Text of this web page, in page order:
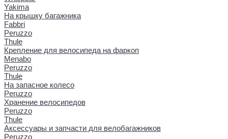
Yakima
На крышку багажника
Fabbri
Peruzzo
Thule
Крепление для велосипеда на фаркоп
Menabo
Peruzzo
Thule
На запасное колесо
Peruzzo
Хранение велосипедов
Peruzzo
Thule
Аксессуары и запчасти для велобагажников
Peruzzo